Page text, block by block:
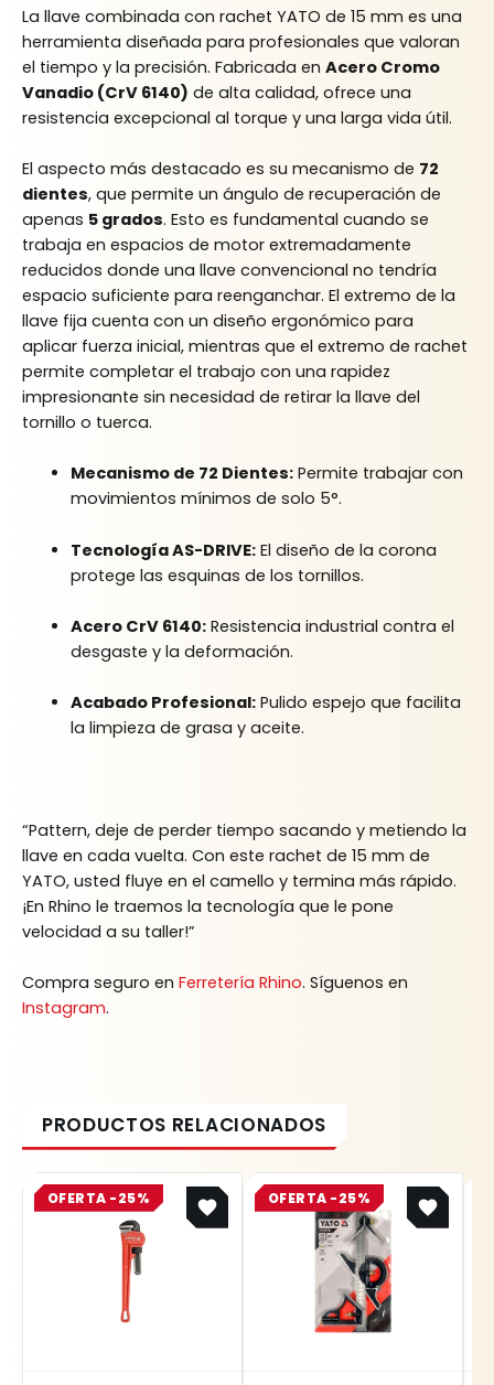
La llave combinada con rachet YATO de 15 mm es una
herramienta diseñada para profesionales que valoran
el tiempo y la precisión. Fabricada en Acero Cromo
Vanadio (CrV 6140) de alta calidad, ofrece una
resistencia excepcional al torque y una larga vida útil.
El aspecto más destacado es su mecanismo de 72
dientes, que permite un ángulo de recuperación de
apenas 5 grados. Esto es fundamental cuando se
trabaja en espacios de motor extremadamente
reducidos donde una llave convencional no tendría
espacio suficiente para reenganchar. El extremo de la
llave fija cuenta con un diseño ergonómico para
aplicar fuerza inicial, mientras que el extremo de rachet
permite completar el trabajo con una rapidez
impresionante sin necesidad de retirar la llave del
tornillo o tuerca.
Mecanismo de 72 Dientes:Permite trabajar con
movimientos mínimos de solo 5°.
Tecnología AS-DRIVE:El diseño de la corona
protege las esquinas de los tornillos.
Acero CrV 6140:Resistencia industrial contra el
desgaste y la deformación.
Acabado Profesional:Pulido espejo que facilita
la limpieza de grasa y aceite.
“Pattern, deje de perder tiempo sacando y metiendo la
llave en cada vuelta. Con este rachet de 15 mm de
YATO, usted fluye en el camello y termina más rápido.
¡En Rhino le traemos la tecnología que le pone
velocidad a su taller!”
Compra seguro en Ferretería Rhino. Síguenos en
Instagram.
OFERTA -25%
Original
price
was:
$ 124.700.
Current
price
is:
$ 93.525.
OFERTA -25%
Original
price
was:
$ 75.200.
Current
price
is:
$ 56.400.